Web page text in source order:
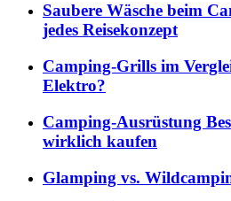
Saubere Wäsche beim
jedes Reisekonzept
Camping-Grills im
Elektro?
Camping-Ausrüstung
wirklich kaufen
Glamping vs.